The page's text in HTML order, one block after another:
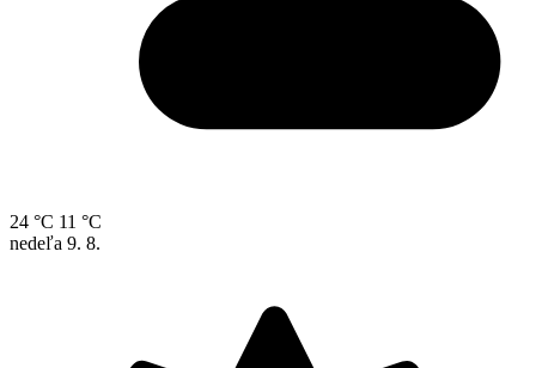
24 °C 11 °C
nedeľa 9. 8.